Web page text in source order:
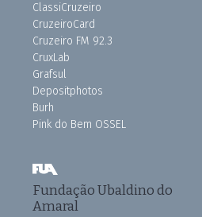
ClassiCruzeiro
CruzeiroCard
Cruzeiro FM 92.3
CruxLab
Grafsul
Depositphotos
Burh
Pink do Bem OSSEL
Fundação Ubaldino do
Amaral